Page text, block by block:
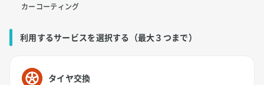
カーコーティング
利用するサービスを選択する（最大３つまで）
タイヤ交換